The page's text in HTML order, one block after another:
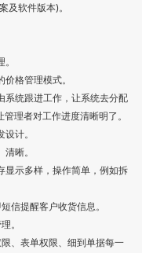
及软件版本)。
格管理模式。
系统跟进工作，让系统去分配
理者对工作进度清晰明了。
计。
晰。
显示多样，操作简单，例如拆
信提醒客户收货信息。
。
、表单权限、细到单据每一